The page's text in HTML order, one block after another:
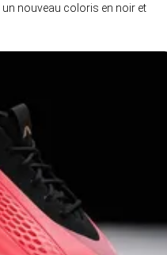
nouveau coloris en noir et